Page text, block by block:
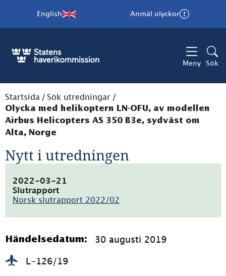
English Anmäl olyckor
Meny Sök
Startsida / Sök utredningar /
Olycka med helikoptern LN-OFU, av modellen
Airbus Helicopters AS 350 B3e, sydväst om
Alta, Norge
Nytt i utredningen
2022-03-21
Slutrapport
Norsk slutrapport 2022/02
8.5MB)
Händelsedatum: 30 augusti 2019
L-126/19